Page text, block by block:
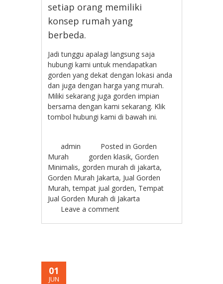
setiap orang memiliki
konsep rumah yang
berbeda.
Jadi tunggu apalagi langsung saja
hubungi kami untuk mendapatkan
gorden yang dekat dengan lokasi anda
dan juga dengan harga yang murah.
Miliki sekarang juga gorden impian
bersama dengan kami sekarang. Klik
tombol hubungi kami di bawah ini.
admin Posted inGorden
Murah
gorden klasik,Gorden
Minimalis, gorden murah di jakarta,
Gorden Murah Jakarta, Jual Gorden
Murah,tempat jual gorden, Tempat
Jual Gorden Murah di Jakarta
Leave a comment
01
JUN